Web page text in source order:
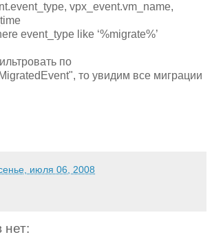
vpx_event.vm_name,
event_type like ‘%migrate%’
по
то увидим все миграции
июля 06, 2008
нет: